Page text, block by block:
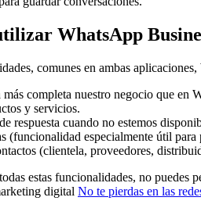
WhatsApp
comunes en ambas
más completa nuestro negocio que
y servicios.
respuesta cuando no estemos
(funcionalidad especialmente útil
(clientela, proveedores,
estas funcionalidades, no puedes
digital No te pierdas en las